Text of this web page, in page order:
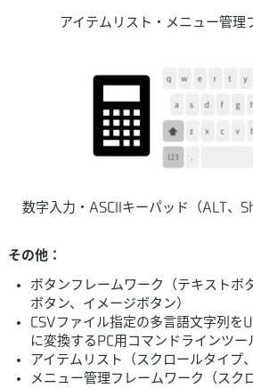
アイテムリスト・メニュー管理
数字入力・ASCIIキーパッド（ALT、
その他：
ボタンフレームワーク（テキストボ
ボタン、イメージボタン）
CSVファイル指定の多言語文字列を
に変換するPC用コマンドラインツー
アイテムリスト（スクロールタイプ
メニュー管理フレームワーク（スク